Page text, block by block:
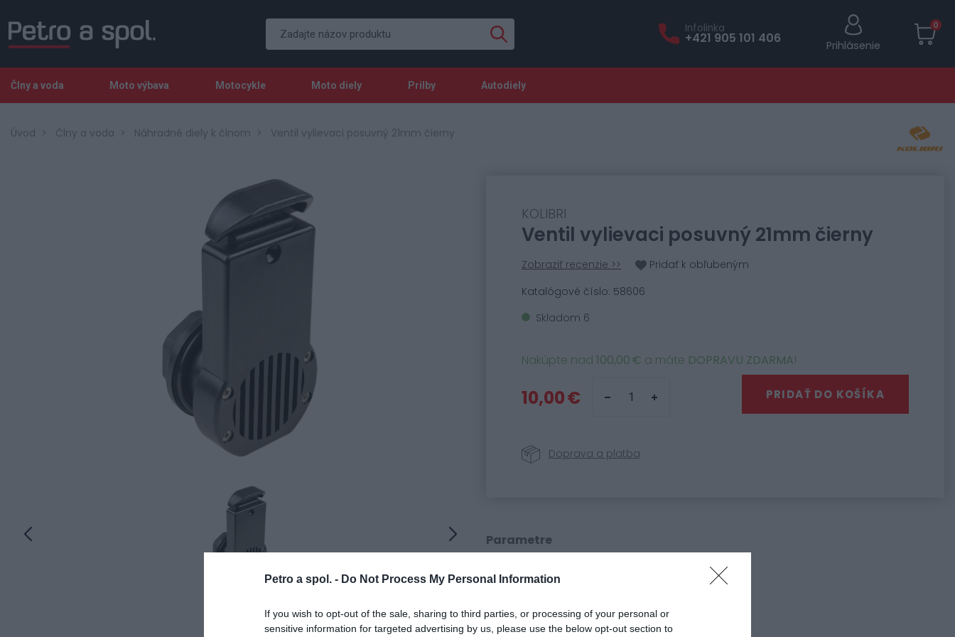
Petro a spol. - Do Not Process My Personal Information
If you wish to opt-out of the sale, sharing to third parties, or processing of your personal or
sensitive information for targeted advertising by us, please use the below opt-out section to
Infolinka
+421 905 101 406 Prihlásenie
0
Člny a voda Moto výbava Motocykle Moto diely Prilby Autodiely
Úvod Člny a voda Náhradné diely k člnom Ventil vylievaci posuvný 21mm čierny
KOLIBRI
Ventil vylievaci posuvný 21mm čierny
Zobraziť recenzie >>
Pridať k obľubeným
Katalógové číslo: 58606
Skladom 6
Nakúpte nad 100,00 € a máte DOPRAVU ZDARMA!
10,00 € PRIDAŤ DO KOŠÍKA
Doprava a platba
Parametre
SKU: